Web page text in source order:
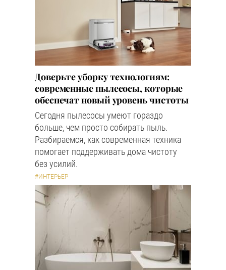
Доверьте уборку технологиям:
современные пылесосы, которые
обеспечат новый уровень чистоты
Сегодня пылесосы умеют гораздо
больше, чем просто собирать пыль.
Разбираемся, как современная техника
помогает поддерживать дома чистоту
без усилий.
#ИНТЕРЬЕР